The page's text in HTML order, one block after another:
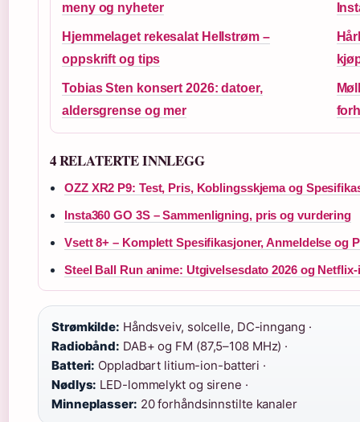
meny og nyheter
Hjemmelaget rekesalat Hellstrøm –
oppskrift og tips
Tobias Sten konsert 2026: datoer,
aldersgrense og mer
4 RELATERTE INNLEGG
OZZ XR2 P9: Test, Pris, Koblingsskjema og
Insta360 GO 3S – Sammenligning, pris og vurdering
Vsett 8+ – Komplett Spesifikasjoner, Anmeldelse og
Steel Ball Run anime: Utgivelsesdato 2026 og
Strømkilde: Håndsveiv, solcelle, DC-inngang ·
Radiobånd: DAB+ og FM (87,5–108 MHz) ·
Batteri: Oppladbart litium-ion-batteri ·
Nødlys: LED-lommelykt og sirene ·
Minneplasser: 20 forhåndsinnstilte kanaler